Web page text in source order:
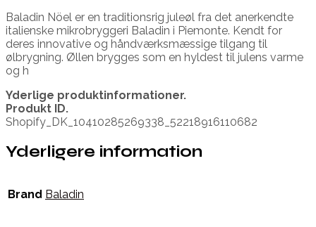
Baladin Nöel er en traditionsrig juleøl fra det anerkendte
italienske mikrobryggeri Baladin i Piemonte. Kendt for
deres innovative og håndværksmæssige tilgang til
ølbrygning. Øllen brygges som en hyldest til julens varme
og h
Yderlige produktinformationer.
Produkt ID.
Shopify_DK_10410285269338_52218916110682
Yderligere information
Brand Baladin